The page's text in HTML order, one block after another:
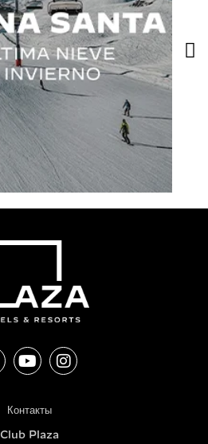
Контакты
Club Plaza